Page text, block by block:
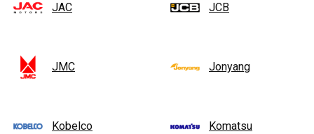
JAC JCB
JMC Jonyang
Kobelco Komatsu